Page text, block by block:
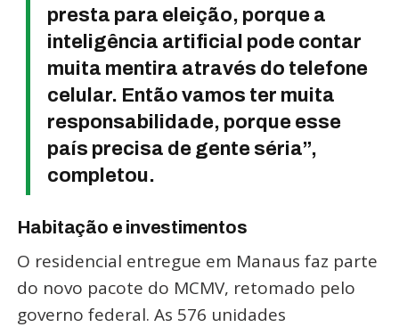
presta para eleição, porque a
inteligência artificial pode contar
muita mentira através do telefone
celular. Então vamos ter muita
responsabilidade, porque esse
país precisa de gente séria”,
completou.
Habitação e investimentos
O residencial entregue em Manaus faz parte
do novo pacote do MCMV, retomado pelo
governo federal. As 576 unidades